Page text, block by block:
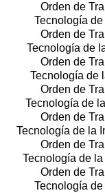
Orden de
Tecnología
Orden de
Tecnología de
Orden de
Tecnología de
Orden de
Tecnología de
Orden de
Tecnología de la
Orden de
Tecnología de
Orden de
Tecnología